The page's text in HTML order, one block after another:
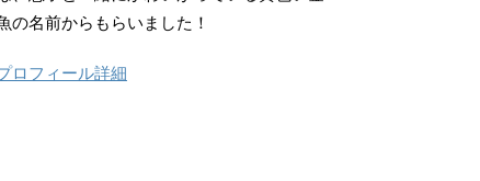
の名前からもらいました！
ロフィール詳細